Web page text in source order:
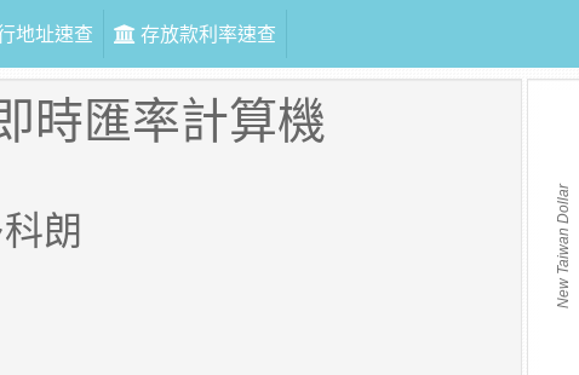
地址速查 存放款利率速查
時匯率計算機
朗 New Taiwan Dollar